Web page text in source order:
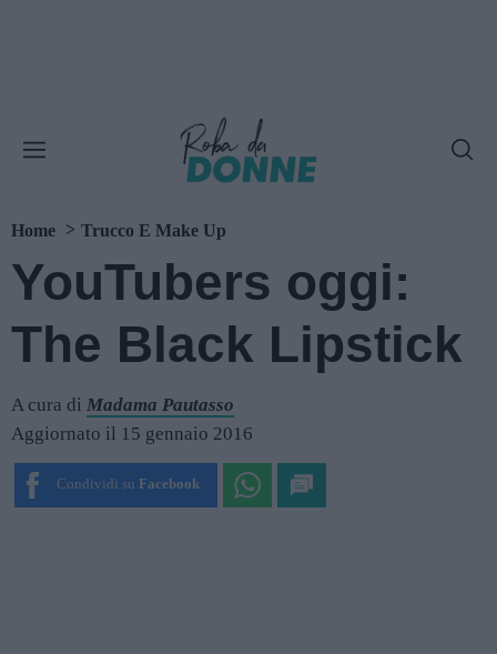
Home Trucco E Make Up
YouTubers oggi:
The Black Lipstick
A cura di Madama Pautasso
Aggiornato il 15 gennaio 2016
Condividi su Facebook